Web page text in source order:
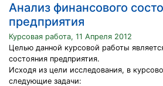
Анализ финансового
предприятия
Курсовая работа, 11 Апреля 2012
Целью данной курсовой работы
состояния предприятия.
Исходя из цели исследования, в
следующие задачи: